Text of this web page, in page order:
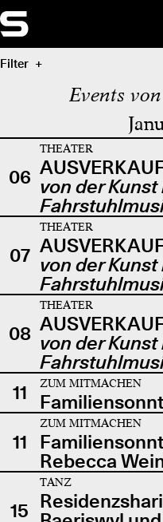
Filter
Events
06
THEATER
von der Kunst
07
THEATER
von der Kunst
08
THEATER
von der Kunst
11
ZUM MITMACHEN
11
ZUM MITMACHEN
Rebecca
15
TANZ